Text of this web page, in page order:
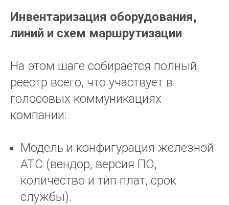
Инвентаризация оборудования,
линий и схем маршрутизации
На этом шаге собирается полный
реестр всего, что участвует в
голосовых коммуникациях
компании:
Модель и конфигурация железной
АТС (вендор, версия ПО,
количество и тип плат, срок
службы).